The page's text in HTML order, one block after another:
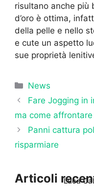
risultano anche più
d’oro è ottima,
della pelle e nello
e cute un aspetto
sue proprietà
Categorie
News
Fare Jogging in
ma come
Panni cattura
risparmiare
Articoli
Luca